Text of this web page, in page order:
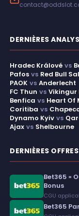
DERNIÈRES
Hradec Králové vs
Pafos vs Red Bull
PAOK vs Anderlecht
FC Thun vs Vikingur
Benfica vs Heart Of
Coritiba vs
Dynamo Kyiv vs
Ajax vs Shelbourne
DERNIÈRES
Bet365 »
Bonus
CGU
Bet365